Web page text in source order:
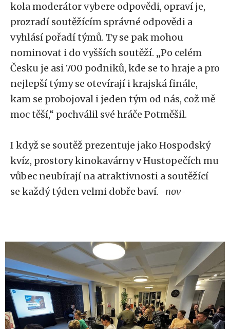
kola moderátor vybere odpovědi, opraví je,
prozradí soutěžícím správné odpovědi a
vyhlásí pořadí týmů. Ty se pak mohou
nominovat i do vyšších soutěží. „Po celém
Česku je asi 700 podniků, kde se to hraje a pro
nejlepší týmy se otevírají i krajská finále,
kam se probojoval i jeden tým od nás, což mě
moc těší,“ pochválil své hráče Potměšil.
I když se soutěž prezentuje jako Hospodský
kvíz, prostory kinokavárny v Hustopečích mu
vůbec neubírají na atraktivnosti a soutěžící
se každý týden velmi dobře baví. -nov-